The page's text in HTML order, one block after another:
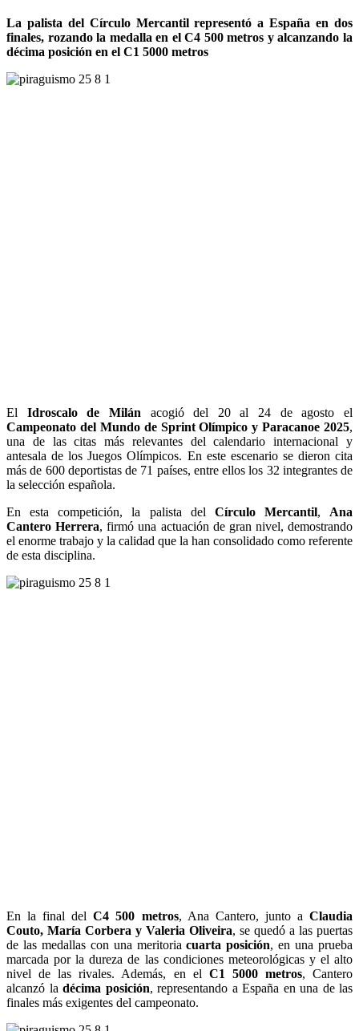
La palista del Círculo Mercantil representó a España en dos
finales, rozando la medalla en el C4 500 metros y alcanzando la
décima posición en el C1 5000 metros
El Idroscalo de Milán acogió del 20 al 24 de agosto el
Campeonato del Mundo de Sprint Olímpico y Paracanoe 2025,
una de las citas más relevantes del calendario internacional y
antesala de los Juegos Olímpicos. En este escenario se dieron cita
más de 600 deportistas de 71 países, entre ellos los 32 integrantes de
la selección española.
En esta competición, la palista del Círculo Mercantil, Ana
Cantero Herrera, firmó una actuación de gran nivel, demostrando
el enorme trabajo y la calidad que la han consolidado como referente
de esta disciplina.
En la final delC4 500 metros, Ana Cantero, junto aClaudia
Couto, María Corbera y Valeria Oliveira, se quedó a las puertas
de las medallas con una meritoriacuarta posición, en una prueba
marcada por la dureza de las condiciones meteorológicas y el alto
nivel de las rivales. Además, en el C1 5000 metros, Cantero
alcanzó la décima posición, representando a España en una de las
finales más exigentes del campeonato.